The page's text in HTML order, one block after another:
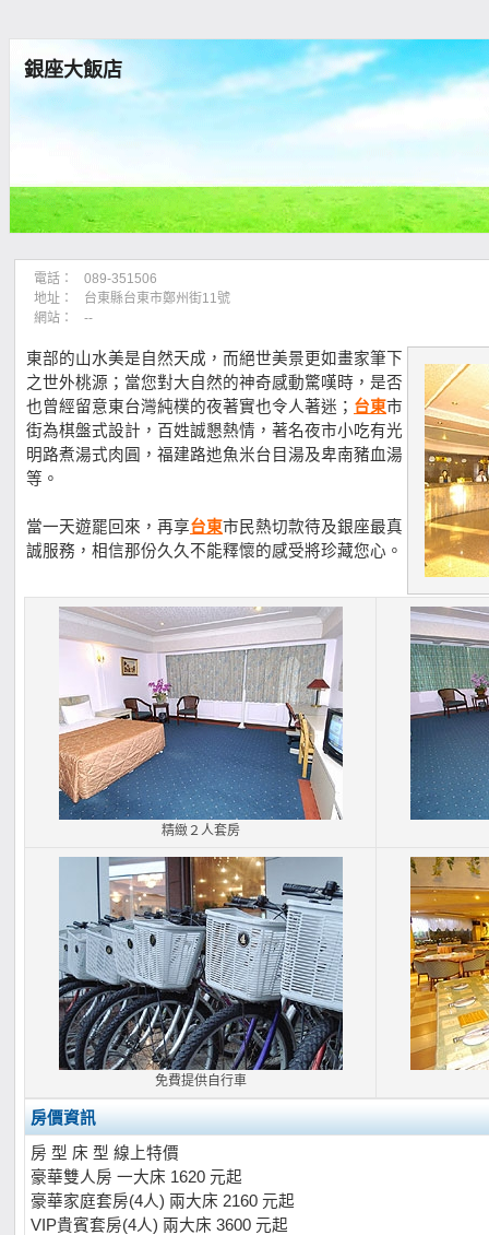
銀座大飯店
電話：
089-351506
地址：
台東縣台東市鄭州街11號
網站：
--
東部的山水美是自然天成，而絕世美景更如畫家筆下
之世外桃源；當您對大自然的神奇感動驚嘆時，是否
也曾經留意東台灣純樸的夜著實也令人著迷； 台東市
街為棋盤式設計，百姓誠懇熱情，著名夜市小吃有光
明路煮湯式肉圓，福建路迆魚米台目湯及卑南豬血湯
等。
當一天遊罷回來，再享台東市民熱切款待及銀座最真
誠服務，相信那份久久不能釋懷的感受將珍藏您心。
精緻２人套房
免費提供自行車
房價資訊
房 型 床 型 線上特價
豪華雙人房 一大床 1620 元起
豪華家庭套房(4人) 兩大床 2160 元起
VIP貴賓套房(4人) 兩大床 3600 元起